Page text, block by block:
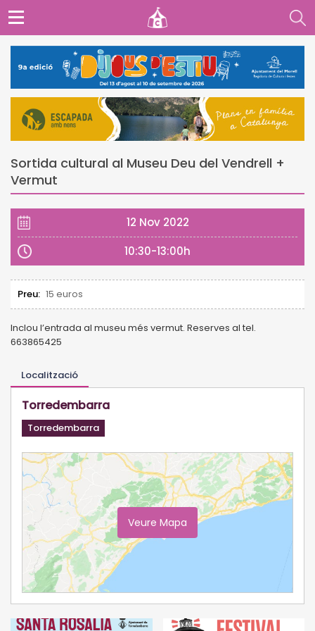
Sortida cultural al Museu Deu del Vendrell +
Vermut
12 Nov 2022
10:30-13:00h
Preu: 15 euros
Inclou l’entrada al museu més vermut. Reserves al tel.
663865425
Localització
Torredembarra
Torredembarra
Veure Mapa